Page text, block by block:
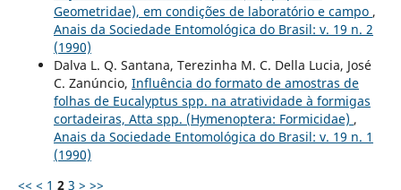
Geometridae), em condições de laboratório e campo ,
Anais da Sociedade Entomológica do Brasil: v. 19 n. 2
(1990)
Dalva L. Q. Santana, Terezinha M. C. Della Lucia, José
C. Zanúncio, Influência do formato de amostras de
folhas de Eucalyptus spp. na atratividade à formigas
cortadeiras, Atta spp. (Hymenoptera: Formicidae) ,
Anais da Sociedade Entomológica do Brasil: v. 19 n. 1
(1990)
<< < 1 2 3 > >>